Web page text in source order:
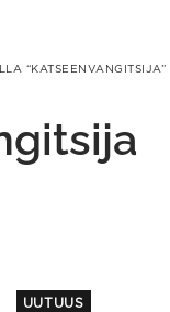
“KATSEENVANGITSIJA”
UUTUUS